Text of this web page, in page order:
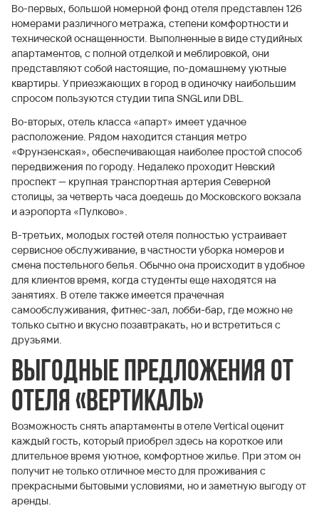
Во-первых, большой номерной фонд отеля представлен 126
номерами различного метража, степени комфортности и
технической оснащенности. Выполненные в виде студийных
апартаментов, с полной отделкой и меблировкой, они
представляют собой настоящие, по-домашнему уютные
квартиры. У приезжающих в город в одиночку наибольшим
спросом пользуются студии типа SNGL или DBL.
Во-вторых, отель класса «апарт» имеет удачное
расположение. Рядом находится станция метро
«Фрунзенская», обеспечивающая наиболее простой способ
передвижения по городу. Недалеко проходит Невский
проспект — крупная транспортная артерия Северной
столицы, за четверть часа доедешь до Московского вокзала
и аэропорта «Пулково».
В-третьих, молодых гостей отеля полностью устраивает
сервисное обслуживание, в частности уборка номеров и
смена постельного белья. Обычно она происходит в удобное
для клиентов время, когда студенты еще находятся на
занятиях. В отеле также имеется прачечная
самообслуживания, фитнес-зал, лобби-бар, где можно не
только сытно и вкусно позавтракать, но и встретиться с
друзьями.
Выгодные предложения от
отеля «Вертикаль»
Возможность снять апартаменты в отеле Vertical оценит
каждый гость, который приобрел здесь на короткое или
длительное время уютное, комфортное жилье. При этом он
получит не только отличное место для проживания с
прекрасными бытовыми условиями, но и заметную выгоду от
аренды.